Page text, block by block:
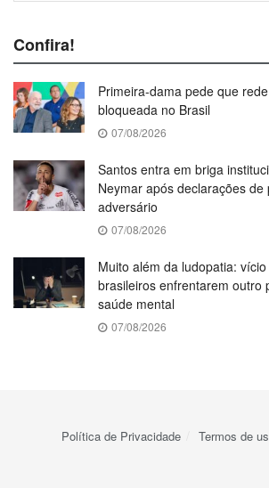
Confira!
Primeira-dama pede que
bloqueada no Brasil
07/08/2026
Santos entra em briga
Neymar após declarações de
adversário
07/08/2026
Muito além da ludopatia:
brasileiros enfrentarem outro
saúde mental
07/08/2026
Política de Privacidade Termos de